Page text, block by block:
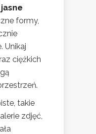
jasne
formy,
Unikaj
ciężkich
takie
zdjęć,